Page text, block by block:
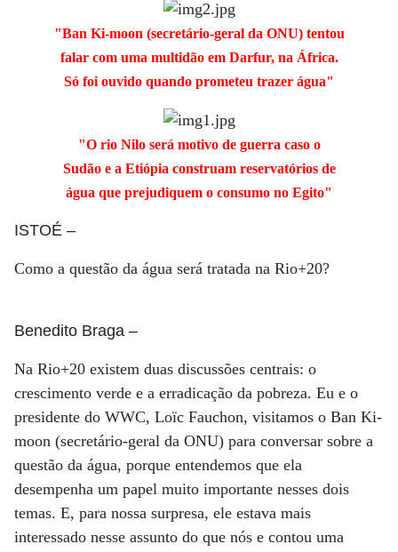
"Ban Ki-moon (secretário-geral da ONU) tentou
falar com uma multidão em Darfur, na África.
Só foi ouvido quando prometeu trazer água"
"O rio Nilo será motivo de guerra caso o
Sudão e a Etiópia construam reservatórios de
água que prejudiquem o consumo no Egito"
ISTOÉ –
Como a questão da água será tratada na Rio+20?
Benedito Braga –
Na Rio+20 existem duas discussões centrais: o
crescimento verde e a erradicação da pobreza. Eu e o
presidente do WWC, Loïc Fauchon, visitamos o Ban Ki-
moon (secretário-geral da ONU) para conversar sobre a
questão da água, porque entendemos que ela
desempenha um papel muito importante nesses dois
temas. E, para nossa surpresa, ele estava mais
interessado nesse assunto do que nós e contou uma